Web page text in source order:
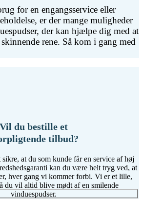
for en engangsservice eller
er der mange muligheder
der kan hjælpe dig med at
rene. Så kom i gang med
Vil du bestille et
tilbud?
at du som kunde får en service af høj
kan du være helt tryg ved, at
hver gang vi kommer forbi. Vi er et lille,
du vil altid blive mødt af en smilende
vinduespudser.